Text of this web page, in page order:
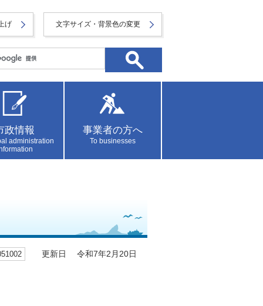
げ 文字サイズ・背景色の変更
政情報
administration
事業者の方へ
To businesses
更新日 令和7年2月20日